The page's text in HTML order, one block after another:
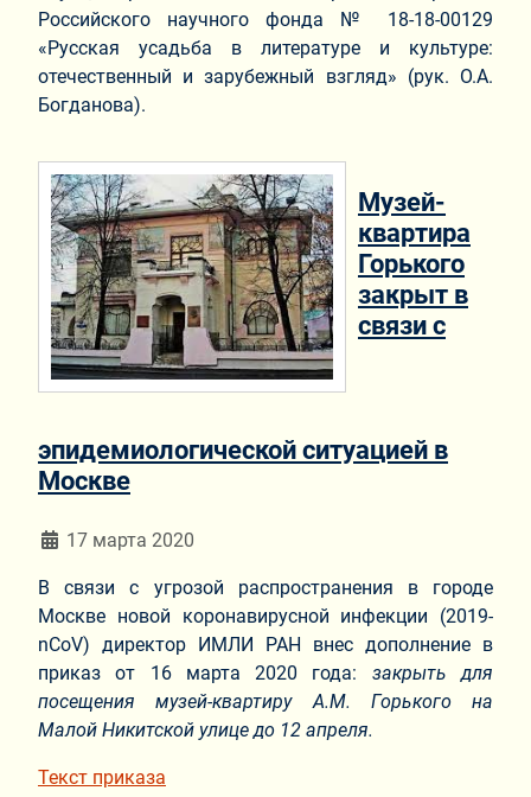
Российского научного фонда № 18-18-00129
«Русская усадьба в литературе и культуре:
отечественный и зарубежный взгляд» (рук. О.А.
Богданова).
Музей-
квартира
Горького
закрыт в
связи с
эпидемиологической ситуацией в
Москве
Информация о материале
17 марта 2020
В связи с угрозой распространения в городе
Москве новой коронавирусной инфекции (2019-
nCoV) директор ИМЛИ РАН внес дополнение в
приказ от 16 марта 2020 года: закрыть для
посещения музей-квартиру А.М. Горького на
Малой Никитской улице до 12 апреля.
Текст приказа